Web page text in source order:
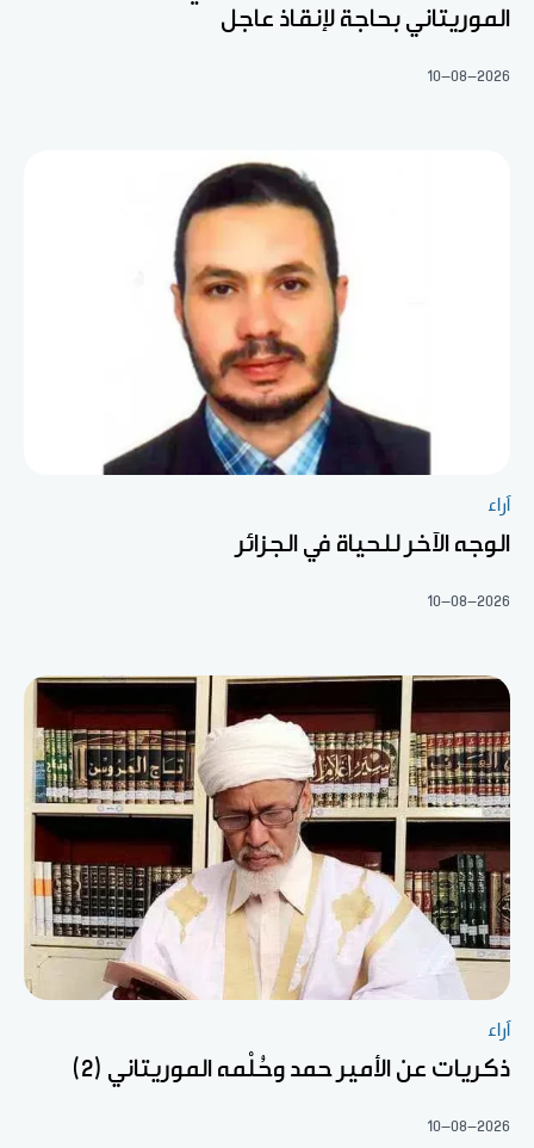
الموريتاني بحاجة لإنقاذ عاجل
10-08-2026
آراء
الوجه الآخر للحياة في الجزائر
10-08-2026
آراء
ذكريات عن الأمير حمد وحُلْمه الموريتاني (2)
10-08-2026